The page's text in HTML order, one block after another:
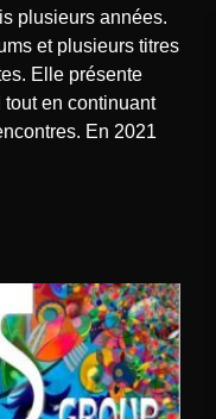
plusieurs années.
et plusieurs titres
Elle présente
tout en continuant
En 2021